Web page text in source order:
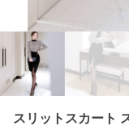
スリットスカート